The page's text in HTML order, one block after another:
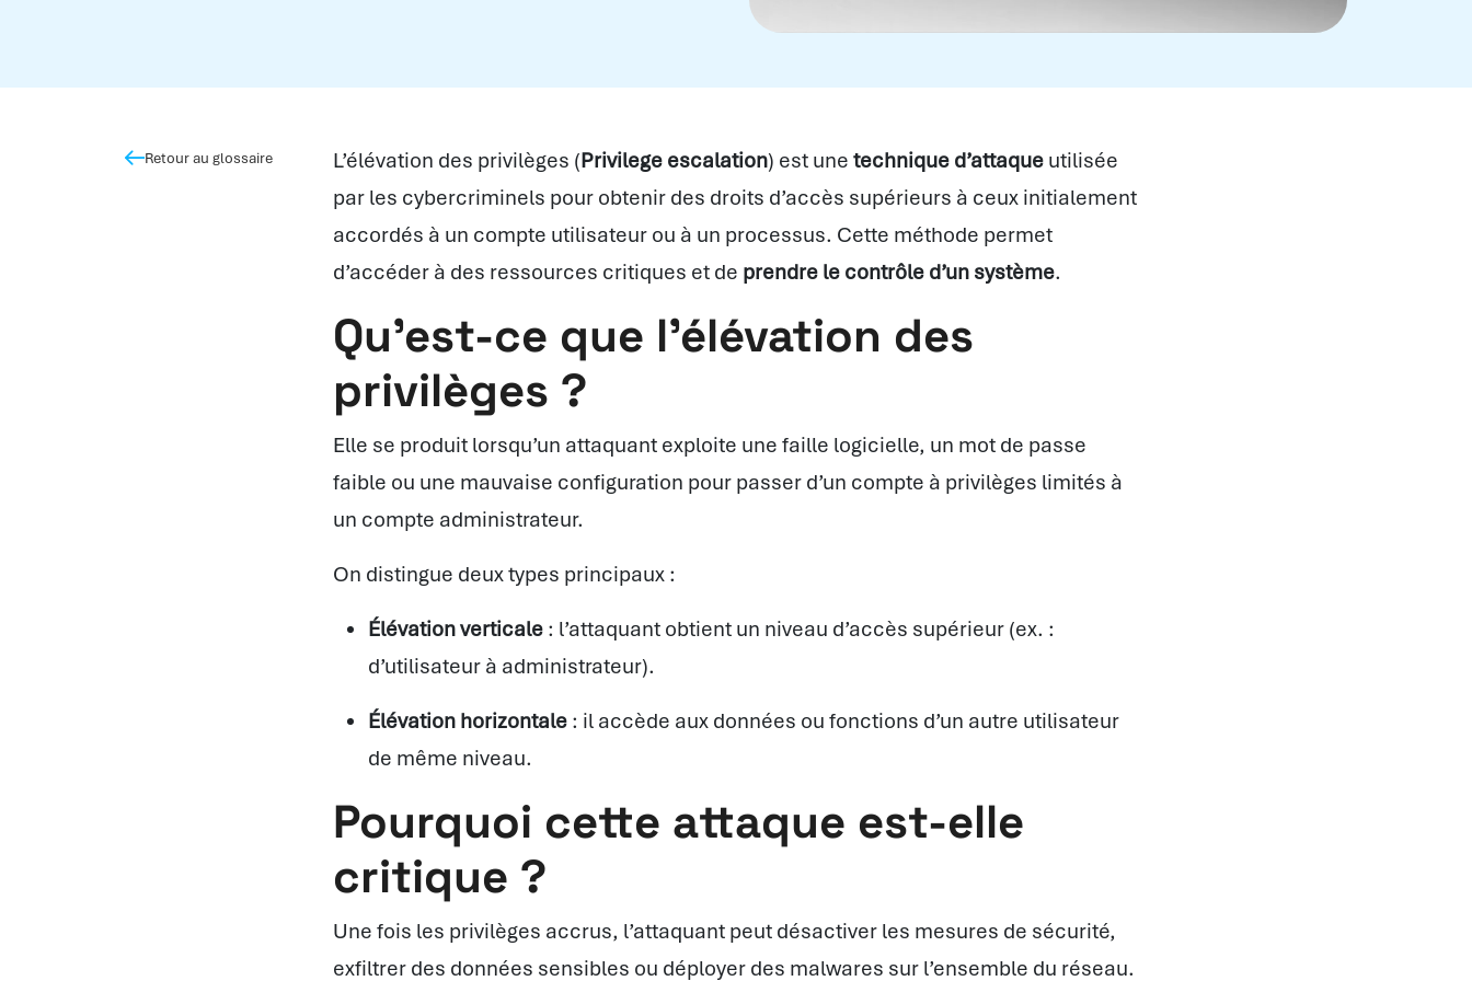
Retour au glossaire L’élévation des privilèges (Privilege escalation) est une technique d’attaque utilisée
par les cybercriminels pour obtenir des droits d’accès supérieurs à ceux initialement
accordés à un compte utilisateur ou à un processus. Cette méthode permet
d’accéder à des ressources critiques et de prendre le contrôle d’un système.
Qu’est-ce que l’élévation des
privilèges ?
Elle se produit lorsqu’un attaquant exploite une faille logicielle, un mot de passe
faible ou une mauvaise configuration pour passer d’un compte à privilèges limités à
un compte administrateur.
On distingue deux types principaux :
Élévation verticale : l’attaquant obtient un niveau d’accès supérieur (ex. :
d’utilisateur à administrateur).
Élévation horizontale : il accède aux données ou fonctions d’un autre utilisateur
de même niveau.
Pourquoi cette attaque est-elle
critique ?
Une fois les privilèges accrus, l’attaquant peut désactiver les mesures de sécurité,
exfiltrer des données sensibles ou déployer des malwares sur l’ensemble du réseau.